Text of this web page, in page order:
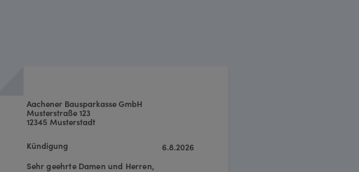
6.8.2026
Aachener Bausparkasse GmbH
Musterstraße 123
12345 Musterstadt
Sehr geehrte Damen und Herren,
Kündigung